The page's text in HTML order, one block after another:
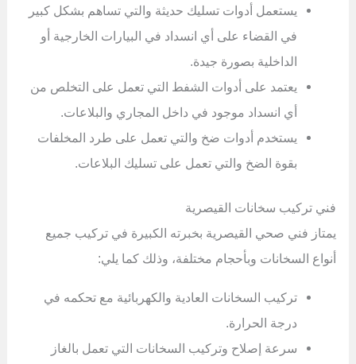
يستعمل أدوات تسليك حديثة والتي تساهم بشكل كبير
في القضاء على أي انسداد في البيارات الخارجية أو
الداخلية بصورة جيدة.
يعتمد على أدوات الشفط التي تعمل على التخلص من
أي انسداد موجود في داخل المجاري والبلاعات.
يستخدم أدوات ضخ والتي تعمل على طرد المخلفات
بقوة الضخ والتي تعمل على تسليك البلاعات.
فني تركيب سخانات القيصرية
يمتاز فني صحي القيصرية بخبرته الكبيرة في تركيب جميع
أنواع السخانات وبأحجام مختلفة، وذلك كما يلي:
تركيب السخانات العادية والكهربائية مع تحكمه في
درجة الحرارة.
سرعة إصلاح وتركيب السخانات التي تعمل بالغاز